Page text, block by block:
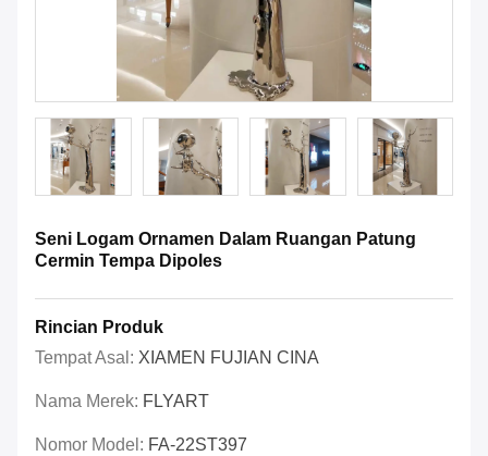
Seni Logam Ornamen Dalam Ruangan Patung
Cermin Tempa Dipoles
Rincian Produk
Tempat Asal: XIAMEN FUJIAN CINA
Nama Merek: FLYART
Nomor Model: FA-22ST397